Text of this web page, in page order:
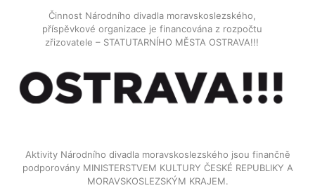
Činnost Národního divadla moravskoslezského,
příspěvkové organizace je financována z rozpočtu
zřizovatele – STATUTARNÍHO MĚSTA OSTRAVA!!!
Aktivity Národního divadla moravskoslezského jsou finančně
podporovány MINISTERSTVEM KULTURY ČESKÉ REPUBLIKY A
MORAVSKOSLEZSKÝM KRAJEM.